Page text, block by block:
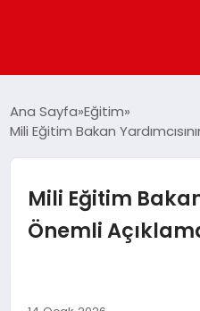
DÜNYA
Ana Sayfa Eğitim
Mili Eğitim Bakan
Mili Eğitim
Önemli